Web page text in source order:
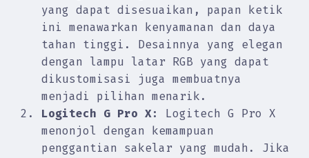
yang dapat disesuaikan, papan ketik
ini menawarkan kenyamanan dan daya
tahan tinggi. Desainnya yang elegan
dengan lampu latar RGB yang dapat
dikustomisasi juga membuatnya
menjadi pilihan menarik.
Logitech G Pro X:
Logitech G Pro X
menonjol dengan kemampuan
penggantian sakelar yang mudah. Jika